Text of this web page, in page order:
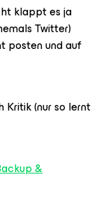
klappt es ja
Twitter)
posten und auf
(nur so lernt
&